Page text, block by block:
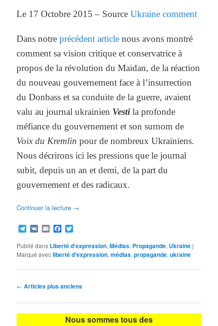
Le 17 Octobre 2015 – SourceUkraine comment
Dans notreprécédent article nous avons montré
comment sa vision critique et conservatrice à
propos de la révolution du Maidan, de la réaction
du nouveau gouvernement face à l’insurrection
du Donbass et sa conduite de la guerre, avaient
valu au journal ukrainien Vestila profonde
méfiance du gouvernement et son surnom de
Voix du Kremlin pour de nombreux Ukrainiens.
Nous décrirons ici les pressions que le journal
subit, depuis un an et demi, de la part du
gouvernement et des radicaux.
Continuer la lecture →
Telegram
VK EmailFacebook
Publié dans Liberté d'expression,Médias, Propagande, Ukraine |
Marqué avecliberté d'expression,médias,propagande,ukraine
Navigation
articles
← Articles plus anciens
Nous sommes tous des